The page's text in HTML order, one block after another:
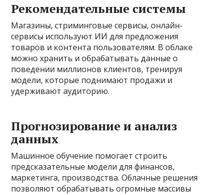
Рекомендательные системы
Магазины, стриминговые сервисы, онлайн-
сервисы используют ИИ для предложения
товаров и контента пользователям. В облаке
можно хранить и обрабатывать данные о
поведении миллионов клиентов, тренируя
модели, которые поднимают продажи и
удерживают аудиторию.
Прогнозирование и анализ
данных
Машинное обучение помогает строить
предсказательные модели для финансов,
маркетинга, производства. Облачные решения
позволяют обрабатывать огромные массивы